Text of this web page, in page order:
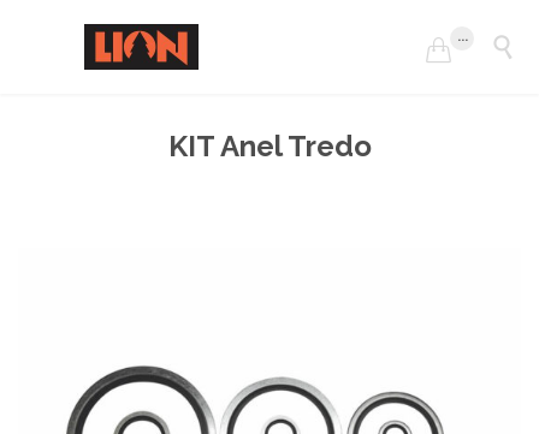

... 
KIT Anel Tredo